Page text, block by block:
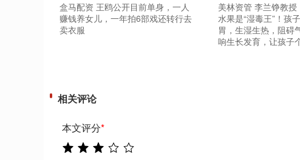
盒马配资 王鸥公开目前单身，一人
赚钱养女儿，一年拍6部戏还转行去
卖衣服
美林资管 李兰铮教授
水果是“湿毒王”！孩
胃，生湿生热，阻碍
响生长发育，让孩子
相关评论
本文评分*